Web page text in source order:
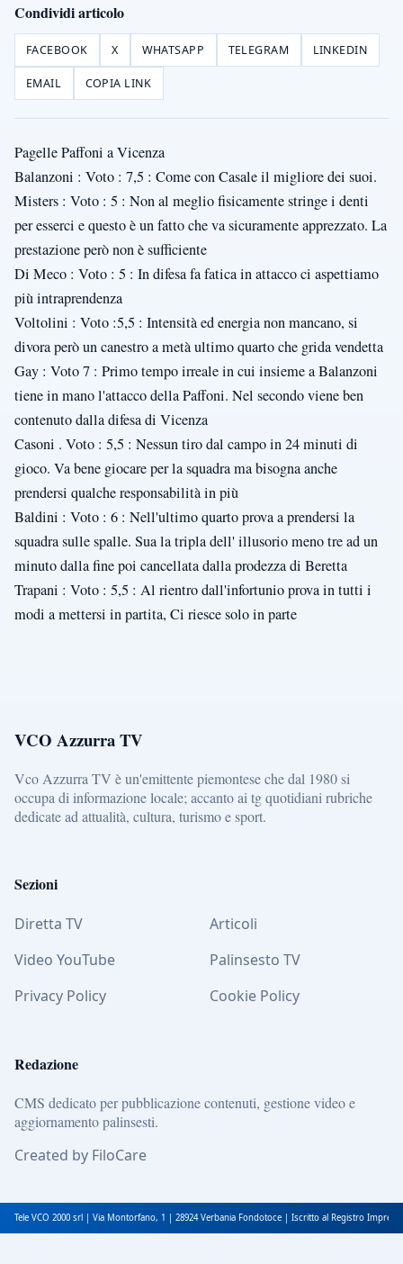
Condividi articolo
FACEBOOK X WHATSAPP TELEGRAM LINKEDIN
EMAIL COPIA LINK
Pagelle Paffoni a Vicenza
Balanzoni : Voto : 7,5 : Come con Casale il migliore dei suoi.
Misters : Voto : 5 : Non al meglio fisicamente stringe i denti
per esserci e questo è un fatto che va sicuramente apprezzato. La
prestazione però non è sufficiente
Di Meco : Voto : 5 : In difesa fa fatica in attacco ci aspettiamo
più intraprendenza
Voltolini : Voto :5,5 : Intensità ed energia non mancano, si
divora però un canestro a metà ultimo quarto che grida vendetta
Gay : Voto 7 : Primo tempo irreale in cui insieme a Balanzoni
tiene in mano l'attacco della Paffoni. Nel secondo viene ben
contenuto dalla difesa di Vicenza
Casoni . Voto : 5,5 : Nessun tiro dal campo in 24 minuti di
gioco. Va bene giocare per la squadra ma bisogna anche
prendersi qualche responsabilità in più
Baldini : Voto : 6 : Nell'ultimo quarto prova a prendersi la
squadra sulle spalle. Sua la tripla dell' illusorio meno tre ad un
minuto dalla fine poi cancellata dalla prodezza di Beretta
Trapani : Voto : 5,5 : Al rientro dall'infortunio prova in tutti i
modi a mettersi in partita, Ci riesce solo in parte
VCO Azzurra TV
Vco Azzurra TV è un'emittente piemontese che dal 1980 si
occupa di informazione locale; accanto ai tg quotidiani rubriche
dedicate ad attualità, cultura, turismo e sport.
Sezioni
Diretta TV
Articoli
Video YouTube
Palinsesto TV
Privacy Policy
Cookie Policy
Redazione
CMS dedicato per pubblicazione contenuti, gestione video e
aggiornamento palinsesti.
Created by FiloCare
Tele VCO 2000 srl | Via Montorfano, 1 | 28924 Verbania Fondotoce | Iscritto al Registro Imprese